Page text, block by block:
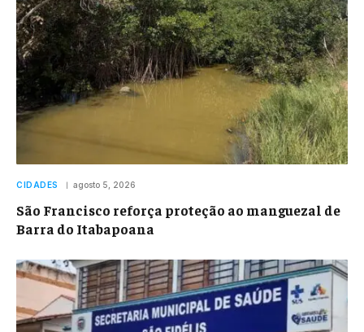
CIDADES agosto 5, 2026
São Francisco reforça proteção ao manguezal de
Barra do Itabapoana